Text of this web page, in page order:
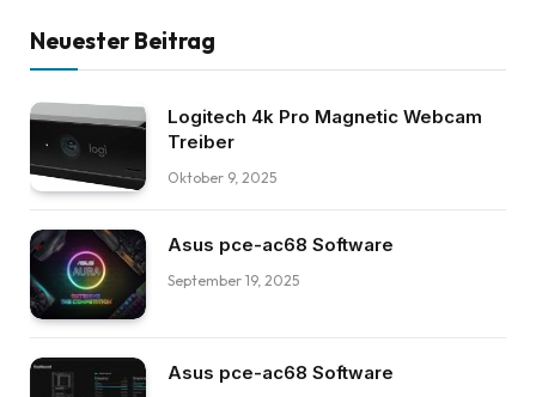
Neuester Beitrag
Logitech 4k Pro Magnetic Webcam
Treiber
Oktober 9, 2025
Asus pce-ac68 Software
September 19, 2025
Asus pce-ac68 Software